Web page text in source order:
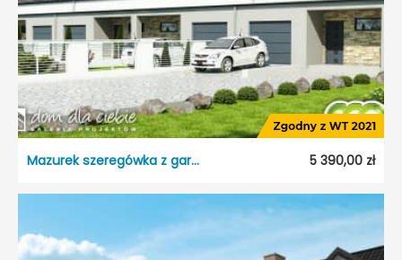
Dach:
Dwuspadowy
Kąt nach. dachu:
40°
Odbicie lustrzane:
Nie
5 390,00 zł
Mazurek szeregówka z garażem
5 dni roboczych
Typ projektu:
Szeregowiec